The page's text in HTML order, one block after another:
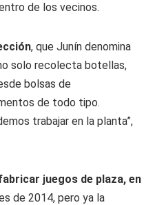
de los vecinos.
, que Junín denomina
solo recolecta botellas,
bolsas de
de todo tipo.
trabajar en la planta”,
juegos de plaza, en
de 2014, pero ya la